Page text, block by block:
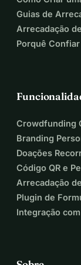
• Cobrir os
para garantir
interrupções
ampla gama de
Como um sinal
receberão:
Associação
gratos pelo seu
apreciação,
gratuita vitalícia
Guias de
Arrecadação
Porquê
Crowdfunding
Branding
Doações
Código QR e
Arrecadação
Plugin de
Integração